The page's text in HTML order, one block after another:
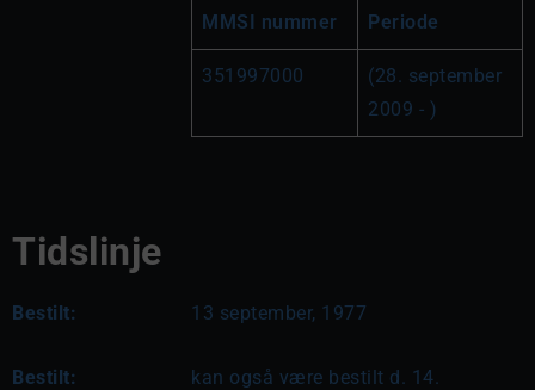
MMSI nummer Periode
351997000
(28. september
2009 - )
Tidslinje
Bestilt: 13 september, 1977
Bestilt:
kan også være bestilt d. 14.